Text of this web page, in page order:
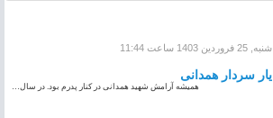
شنبه, 25 فروردين 1403 ساعت 11:44
یار سردار همدانی
همیشه آرامش شهید همدانی در کنار پدرم بود. در سال…